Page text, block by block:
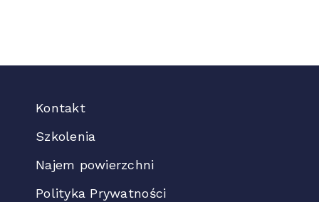
Kontakt
Szkolenia
Najem powierzchni
Polityka Prywatności